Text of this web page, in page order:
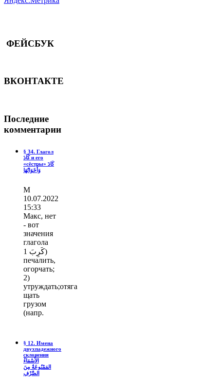
ФЕЙСБУК
ВКОНТАКТЕ
Последние
комментарии
§ 34. Глагол
كَادَ и его
«сёстры» كَادَ
وَأَخَوَاتُهَا
М
10.07.2022
15:33
Макс, нет
- вот
значения
глагола
كَرِبَ 1)
печалить,
огорчать;
2)
утруждать;отяга
щать
грузом
(напр.
§ 12. Имена
двухпадежного
склонения
الأَسْمَاءُ
المَمْنُوعَةُ مِنَ
الصَّرْفِ